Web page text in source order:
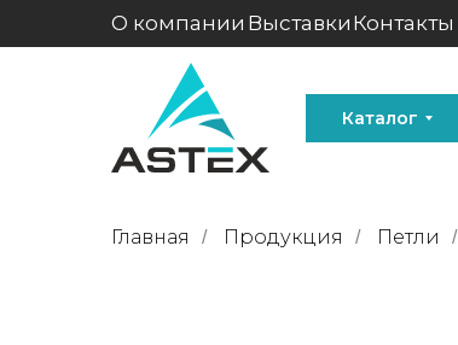
О компании Выставки Контакты
Каталог
Главная / Продукция / Петли /